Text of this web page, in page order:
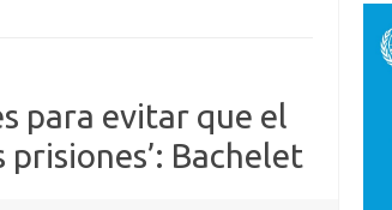
para evitar que el
prisiones’: Bachelet